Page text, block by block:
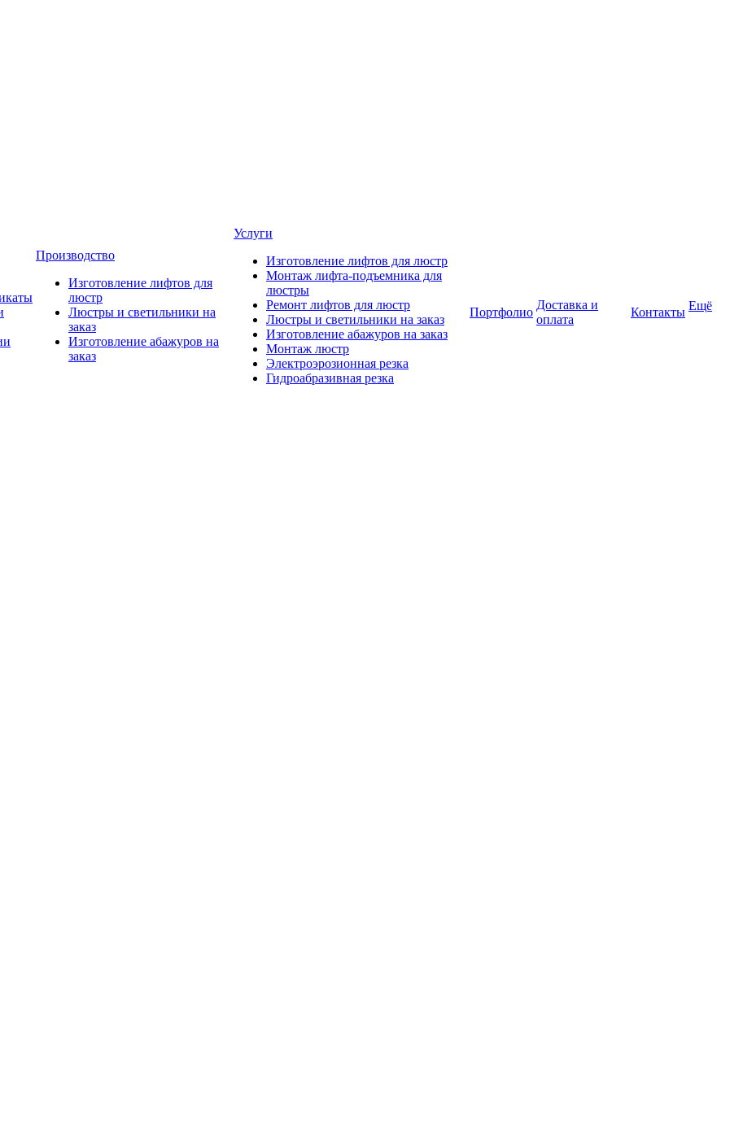
Производство
Изготовление лифтов для
люстр
Люстры и светильники на
заказ
Изготовление абажуров на
заказ
Услуги
Изготовление лифтов для люстр
Монтаж лифта-подъемника для
люстры
Ремонт лифтов для люстр
Люстры и светильники на заказ
Изготовление абажуров на заказ
Монтаж люстр
Электроэрозионная резка
Гидроабразивная резка
Портфолио
Доставка и
оплата
Контакты Ещё